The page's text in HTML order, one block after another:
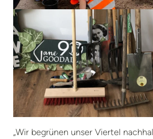
„Wir begrünen unser Viertel